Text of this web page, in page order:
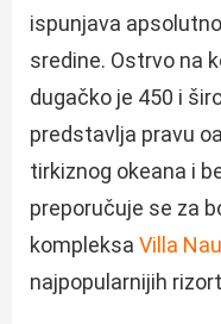
ispunjava
sredine. Ostrvo na
dugačko je 450 i
predstavlja pravu
tirkiznog okeana i
preporučuje se za
kompleksa Villa
najpopularnijih